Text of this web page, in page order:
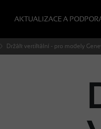
AKTUALIZACE A
Držák vertikální - pro modely